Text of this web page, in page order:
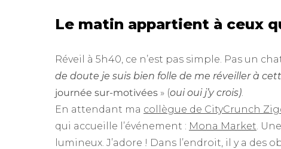
Le matin appartient à ceux
Réveil à 5h40, ce n’est pas simple. Pas un
de doute je suis bien folle de me réveiller à
journée sur-motivées » (oui oui j’y crois).
En attendant ma collègue de CityCrunch
qui accueille l’événement : Mona Market.
lumineux. J’adore ! Dans l’endroit, il y a des